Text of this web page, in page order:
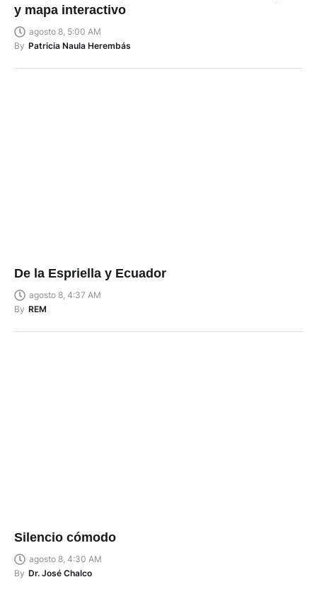
y mapa interactivo
agosto 8, 5:00 AM
By Patricia Naula Herembás
De la Espriella y Ecuador
agosto 8, 4:37 AM
By REM
Silencio cómodo
agosto 8, 4:30 AM
By Dr. José Chalco